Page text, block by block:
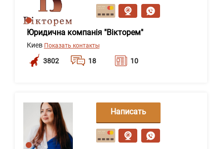
Юридична компанія "Вікторем"
Киев Показать контакты
3802 18 10
сообщение
Написать
сообщение